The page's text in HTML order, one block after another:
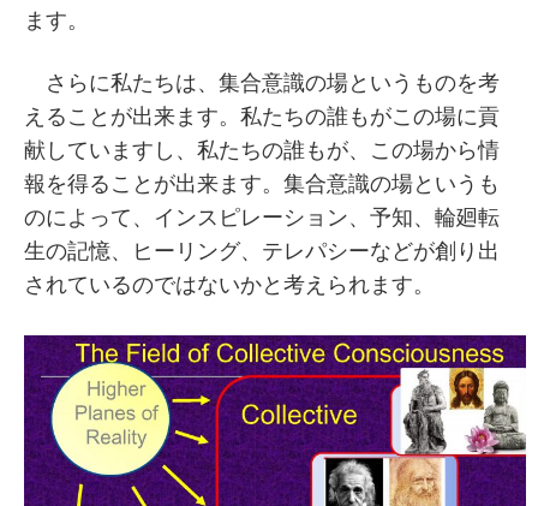
ます。
さらに私たちは、集合意識の場というものを考
えることが出来ます。私たちの誰もがこの場に貢
献していますし、私たちの誰もが、この場から情
報を得ることが出来ます。集合意識の場というも
のによって、インスピレーション、予知、輪廻転
生の記憶、ヒーリング、テレパシーなどが創り出
されているのではないかと考えられます。